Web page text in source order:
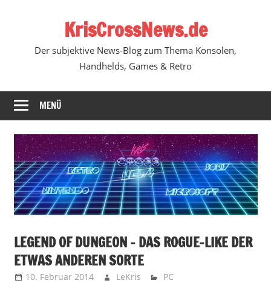
KrisCrossNews.de
Der subjektive News-Blog zum Thema Konsolen,
Handhelds, Games & Retro
MENÜ
LEGEND OF DUNGEON – DAS ROGUE-LIKE DER
ETWAS ANDEREN SORTE
10. Februar 2014 LeKris PC